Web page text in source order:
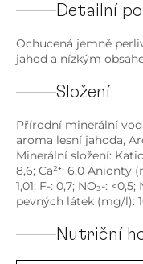
Detailní
Ochucená jemně
jahod a nízkým
Složení
Přírodní minerální
aroma lesní jahoda,
Minerální složení:
8,6; Ca²⁺: 6,0 Anionty
1,01; F-: 0,7; NO₃-:
pevných látek (mg/l):
Nutriční